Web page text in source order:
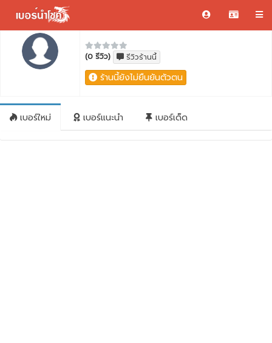
(0 รีวิว) รีวิวร้านนี้
ร้านนี้ยังไม่ยืนยันตัวตน
เบอร์ใหม่ เบอร์แนะนำ เบอร์เด็ด